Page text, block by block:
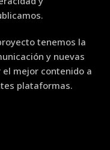
tenemos la
y nuevas
mejor contenido a
plataformas.